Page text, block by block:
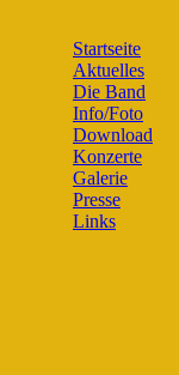
Startseite
Aktuelles
Die Band
Info/Foto
Download
Konzerte
Galerie
Presse
Links